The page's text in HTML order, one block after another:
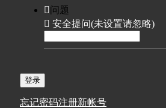
问题
 安全提问(未设置请忽略)
登录
忘记密码注册新帐号